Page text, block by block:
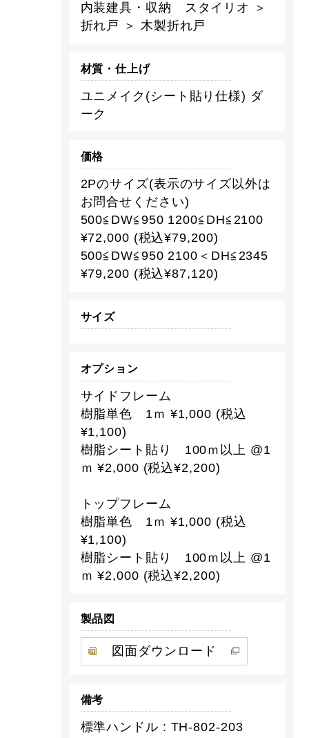
内装建具・収納 スタイリオ ＞
折れ戸 ＞ 木製折れ戸
材質・仕上げ
ユニメイク(シート貼り仕様) ダ
ーク
価格
2Pのサイズ(表示のサイズ以外は
お問合せください)
500≦DW≦950 1200≦DH≦2100
¥72,000 (税込¥79,200)
500≦DW≦950 2100＜DH≦2345
¥79,200 (税込¥87,120)
サイズ
オプション
サイドフレーム
樹脂単色 1ｍ ¥1,000 (税込
¥1,100)
樹脂シート貼り 100ｍ以上 @1
ｍ ¥2,000 (税込¥2,200)
トップフレーム
樹脂単色 1ｍ ¥1,000 (税込
¥1,100)
樹脂シート貼り 100ｍ以上 @1
ｍ ¥2,000 (税込¥2,200)
製品図
図面ダウンロード
備考
標準ハンドル : TH-802-203